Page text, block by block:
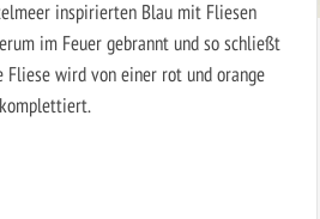
inspirierten Blau mit Fliesen
im Feuer gebrannt und so schließt
Fliese wird von einer rot und orange